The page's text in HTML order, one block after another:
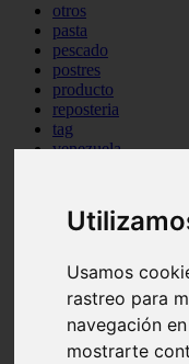
Usamos
rastreo para
navegación
mostrarte
otros
pasta
pescado
postres
producto
reposteria
tag
venezuela
Madrid - pozuelo-
Teruel - sarrión
Illes-balears - inca
Málaga -
Asturias - oviedo
Cádiz - el-puerto-